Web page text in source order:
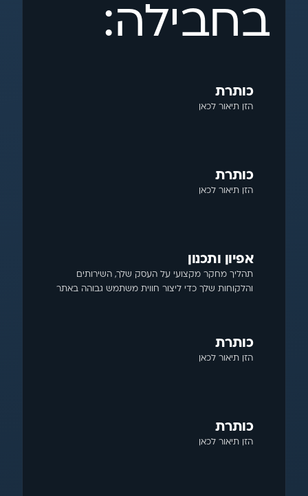
בחבילה:
כותרת
הזן תיאור לכאן
כותרת
הזן תיאור לכאן
אפיון ותכנון
והלקוחות שלך כדי ליצור חווית משתמש גבוהה באתר
כותרת
הזן תיאור לכאן
כותרת
הזן תיאור לכאן